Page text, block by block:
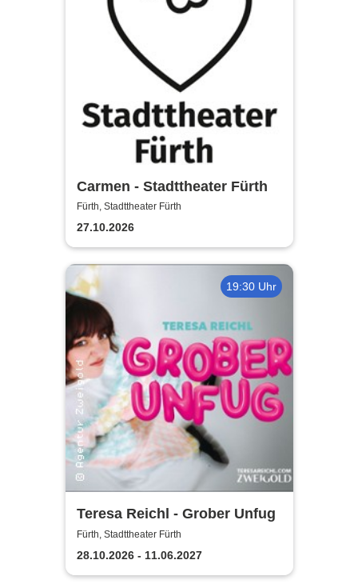
Carmen - Stadttheater Fürth
Fürth, Stadttheater Fürth
27.10.2026
19:30 Uhr
Teresa Reichl - Grober Unfug
Fürth, Stadttheater Fürth
28.10.2026 - 11.06.2027